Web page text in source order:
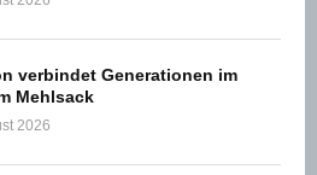
verbindet Generationen im
Mehlsack
2026